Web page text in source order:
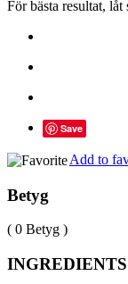
För bästa resultat,
Save
Add to
Betyg
( 0 Betyg )
INGREDIENTS